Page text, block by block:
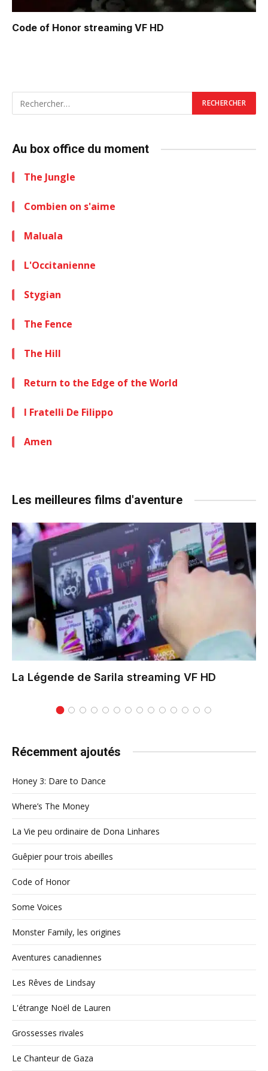
Code of Honor streaming VF HD
Au box office du moment
The Jungle
Combien on s'aime
Maluala
L'Occitanienne
Stygian
The Fence
The Hill
Return to the Edge of the World
I Fratelli De Filippo
Amen
Les meilleures films d'aventure
La Légende de Sarila streaming VF HD
Récemment ajoutés
Honey 3: Dare to Dance
Where’s The Money
La Vie peu ordinaire de Dona Linhares
Guêpier pour trois abeilles
Code of Honor
Some Voices
Monster Family, les origines
Aventures canadiennes
Les Rêves de Lindsay
L'étrange Noël de Lauren
Grossesses rivales
Le Chanteur de Gaza